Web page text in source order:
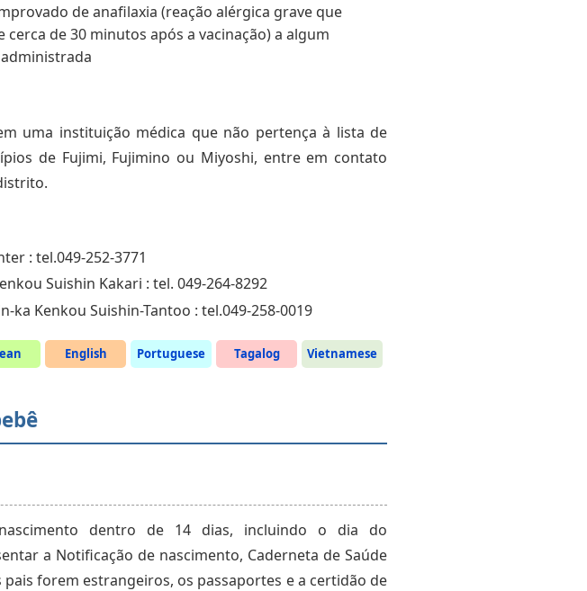
de anafilaxia (reação alérgica grave que
de 30 minutos após a vacinação) a algum
uma instituição médica que não pertença à lista de
de Fujimi, Fujimino ou Miyoshi, entre em contato
: tel.049-252-3771
Suishin Kakari : tel. 049-264-8292
ka Kenkou Suishin-Tantoo : tel.049-258-0019
English Portuguese Tagalog Vietnamese
dentro de 14 dias, incluindo o dia do
a Notificação de nascimento, Caderneta de Saúde
forem estrangeiros, os passaportes e a certidão de